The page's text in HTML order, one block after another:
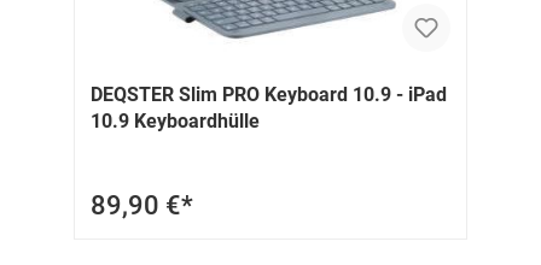
DEQSTER Slim PRO Keyboard 10.9 - iPad
10.9 Keyboardhülle
89,90 €*